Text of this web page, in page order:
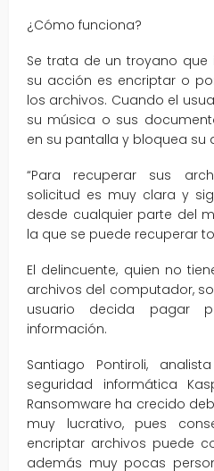
¿Cómo funciona?
Se trata de un troyano
su acción es encriptar o
los archivos. Cuando el
su música o sus
en su pantalla y bloquea su
“Para recuperar sus
solicitud es muy clara y
desde cualquier parte del
la que se puede recuperar
El delincuente, quien no
archivos del computador,
usuario decida pagar
información.
Santiago Pontiroli,
seguridad informática
Ransomware ha crecido
muy lucrativo, pues
encriptar archivos puede
además muy pocas